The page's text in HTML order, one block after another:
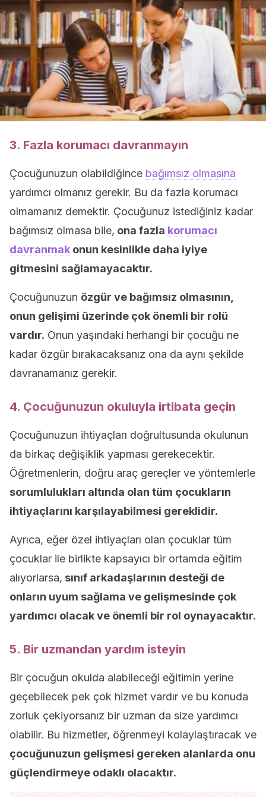
3. Fazla korumacı davranmayın
Çocuğunuzun olabildiğince bağımsız olmasına
yardımcı olmanız gerekir. Bu da fazla korumacı
olmamanız demektir. Çocuğunuz istediğiniz kadar
bağımsız olmasa bile, ona fazla korumacı
davranmak onun kesinlikle daha iyiye
gitmesini sağlamayacaktır.
Çocuğunuzun özgür ve bağımsız olmasının,
onun gelişimi üzerinde çok önemli bir rolü
vardır. Onun yaşındaki herhangi bir çocuğu ne
kadar özgür bırakacaksanız ona da aynı şekilde
davranamanız gerekir.
4. Çocuğunuzun okuluyla irtibata geçin
Çocuğunuzun ihtiyaçları doğrultusunda okulunun
da birkaç değişiklik yapması gerekecektir.
Öğretmenlerin, doğru araç gereçler ve yöntemlerle
sorumlulukları altında olan tüm çocukların
ihtiyaçlarını karşılayabilmesi gereklidir.
Ayrıca, eğer özel ihtiyaçları olan çocuklar tüm
çocuklar ile birlikte kapsayıcı bir ortamda eğitim
alıyorlarsa, sınıf arkadaşlarının desteği de
onların uyum sağlama ve gelişmesinde çok
yardımcı olacak ve önemli bir rol oynayacaktır.
5. Bir uzmandan yardım isteyin
Bir çocuğun okulda alabileceği eğitimin yerine
geçebilecek pek çok hizmet vardır ve bu konuda
zorluk çekiyorsanız bir uzman da size yardımcı
olabilir. Bu hizmetler, öğrenmeyi kolaylaştıracak ve
çocuğunuzun gelişmesi gereken alanlarda onu
güçlendirmeye odaklı olacaktır.